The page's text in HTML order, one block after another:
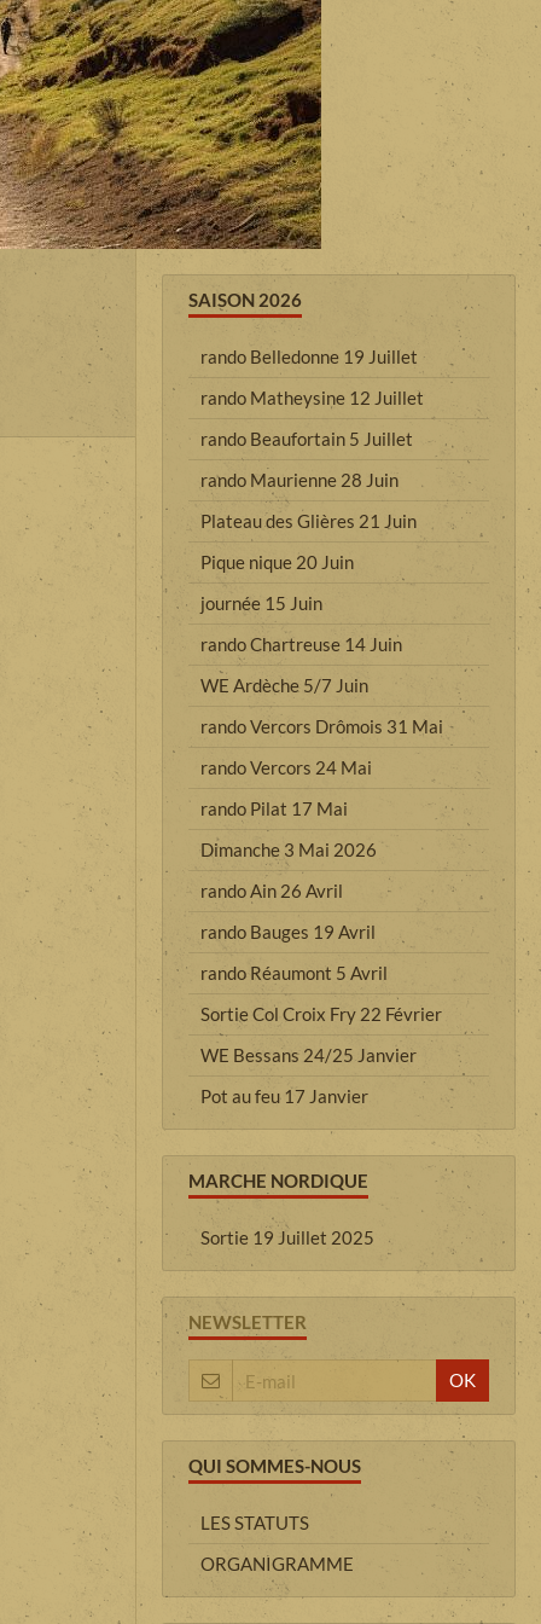
SAISON 2026
rando Belledonne 19 Juillet
rando Matheysine 12 Juillet
rando Beaufortain 5 Juillet
rando Maurienne 28 Juin
Plateau des Glières 21 Juin
Pique nique 20 Juin
journée 15 Juin
rando Chartreuse 14 Juin
WE Ardèche 5/7 Juin
rando Vercors Drômois 31 Mai
rando Vercors 24 Mai
rando Pilat 17 Mai
Dimanche 3 Mai 2026
rando Ain 26 Avril
rando Bauges 19 Avril
rando Réaumont 5 Avril
Sortie Col Croix Fry 22 Février
WE Bessans 24/25 Janvier
Pot au feu 17 Janvier
MARCHE NORDIQUE
Sortie 19 Juillet 2025
NEWSLETTER
OK
QUI SOMMES-NOUS
LES STATUTS
ORGANIGRAMME